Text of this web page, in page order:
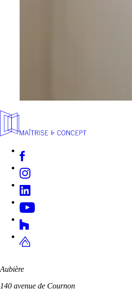
Aubière
140 avenue de Cournon